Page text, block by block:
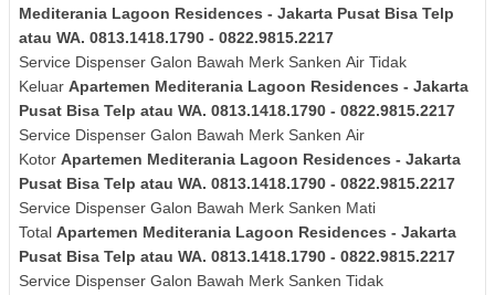
Mediterania Lagoon Residences - Jakarta Pusat Bisa Telp
atau WA. 0813.1418.1790 - 0822.9815.2217
Service Dispenser Galon Bawah Merk Sanken Air Tidak
Keluar Apartemen Mediterania Lagoon Residences - Jakarta
Pusat Bisa Telp atau WA. 0813.1418.1790 - 0822.9815.2217
Service Dispenser Galon Bawah Merk Sanken Air
Kotor Apartemen Mediterania Lagoon Residences - Jakarta
Pusat Bisa Telp atau WA. 0813.1418.1790 - 0822.9815.2217
Service Dispenser Galon Bawah Merk Sanken Mati
Total Apartemen Mediterania Lagoon Residences - Jakarta
Pusat Bisa Telp atau WA. 0813.1418.1790 - 0822.9815.2217
Service Dispenser Galon Bawah Merk Sanken Tidak